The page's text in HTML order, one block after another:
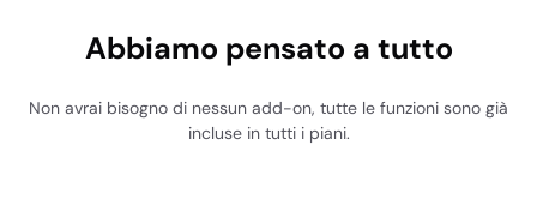
Illimitato
Abbiamo pensato a tutto
Non avrai bisogno di nessun add-on, tutte le funzioni sono già
incluse in tutti i piani.